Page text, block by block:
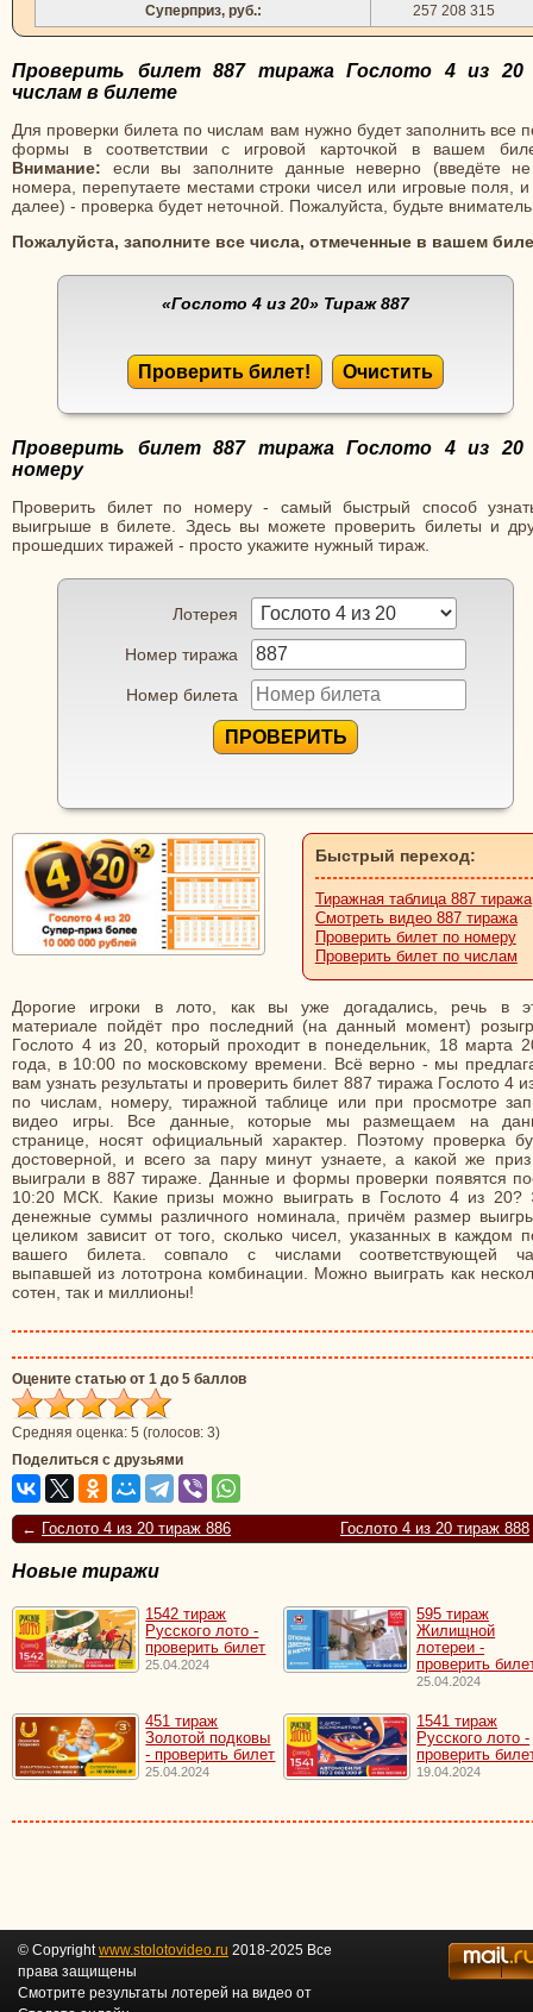
Суперприз, руб.:
257 208 315
Проверить билет 887 тиража Гослото 4 из 20
числам в билете
Для проверки билета по числам вам нужно будет заполнить все
формы в соответствии с игровой карточкой в вашем
Внимание: если вы заполните данные неверно (введёте
номера, перепутаете местами строки чисел или игровые поля, и
далее) - проверка будет неточной. Пожалуйста, будьте
Пожалуйста, заполните все числа, отмеченные в вашем
«Гослото 4 из 20» Тираж 887
Проверить билет! Очистить
Проверить билет 887 тиража Гослото 4 из 20
номеру
Проверить билет по номеру - самый быстрый способ
выигрыше в билете. Здесь вы можете проверить билеты и
прошедших тиражей - просто укажите нужный тираж.
Лотерея
Номер тиража
Номер билета
ПРОВЕРИТЬ
Быстрый переход:
Тиражная таблица 887 тиража
Смотреть видео 887 тиража
Проверить билет по номеру
Проверить билет по числам
Дорогие игроки в лото, как вы уже догадались, речь в
материале пойдёт про последний (на данный момент)
Гослото 4 из 20, который проходит в понедельник, 18 марта
года, в 10:00 по московскому времени. Всё верно - мы
вам узнать результаты и проверить билет 887 тиража Гослото 4
по числам, номеру, тиражной таблице или при просмотре
видео игры. Все данные, которые мы размещаем на
странице, носят официальный характер. Поэтому проверка
достоверной, и всего за пару минут узнаете, а какой же
выиграли в 887 тираже. Данные и формы проверки появятся
10:20 МСК. Какие призы можно выиграть в Гослото 4 из 20?
денежные суммы различного номинала, причём размер
целиком зависит от того, сколько чисел, указанных в каждом
вашего билета. совпало с числами соответствующей
выпавшей из лототрона комбинации. Можно выиграть как
сотен, так и миллионы!
Оцените статью от 1 до 5 баллов
Средняя оценка: 5 (голосов: 3)
Поделиться с друзьями
← Гослото 4 из 20 тираж 886 Гослото 4 из 20 тираж 888
Новые тиражи
1542 тираж
Русского лото -
проверить билет
25.04.2024
595 тираж
Жилищной
лотереи -
проверить
25.04.2024
451 тираж
Золотой подковы
- проверить билет
25.04.2024
1541 тираж
Русского лото -
проверить
19.04.2024
© Copyrightwww.stolotovideo.ru 2018-2025 Все
права защищены
Смотрите результаты лотерей на видео от